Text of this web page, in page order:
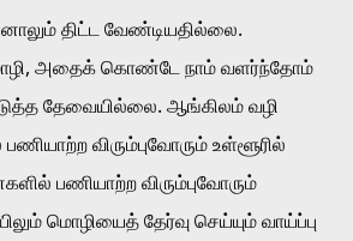
திட்ட வேண்டியதில்லை.
அதைக் கொண்டே நாம் வளர்ந்தோம்
தேவையில்லை. ஆங்கிலம் வழி
பணியாற்ற விரும்புவோரும் உள்ளூரில்
பணியாற்ற விரும்புவோரும்
மொழியைத் தேர்வு செய்யும் வாய்ப்பு